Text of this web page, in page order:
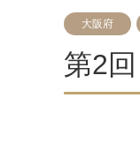
大阪府
第2